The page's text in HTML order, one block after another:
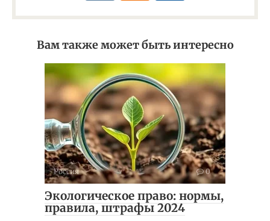
Вам также может быть интересно
Россия 0
Экологическое право: нормы,
правила, штрафы 2024